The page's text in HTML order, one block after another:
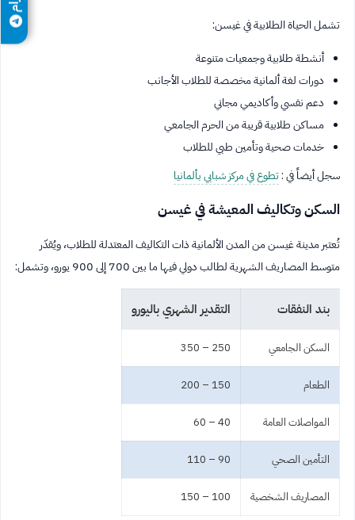
تشمل الحياة الطلابية في غيسن:
أنشطة طلابية وجمعيات متنوعة
دورات لغة ألمانية مخصصة للطلاب الأجانب
دعم نفسي وأكاديمي مجاني
مساكن طلابية قريبة من الحرم الجامعي
خدمات صحية وتأمين طبي للطلاب
سجل أيضاً في :تطوع في مركز شبابي بألمانيا
السكن وتكاليف المعيشة في غيسن
تُعتبر مدينة غيسن من المدن الألمانية ذات التكاليف المعتدلة للطلاب، ويُقدّر
متوسط المصاريف الشهرية لطالب دولي فيها ما بين 700 إلى 900 يورو، وتشمل:
بند النفقات التقدير الشهري باليورو
السكن الجامعي 250 – 350
الطعام 150 – 200
المواصلات العامة 40 – 60
التأمين الصحي 90 – 110
المصاريف الشخصية 100 – 150